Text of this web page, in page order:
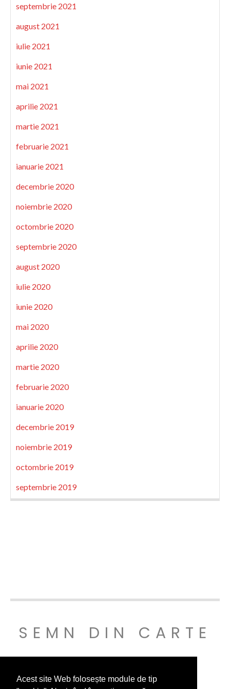
Acest site Web folosește module de tip
septembrie 2021
august 2021
iulie 2021
iunie 2021
mai 2021
aprilie 2021
martie 2021
februarie 2021
ianuarie 2021
decembrie 2020
noiembrie 2020
octombrie 2020
septembrie 2020
august 2020
iulie 2020
iunie 2020
mai 2020
aprilie 2020
martie 2020
februarie 2020
ianuarie 2020
decembrie 2019
noiembrie 2019
octombrie 2019
septembrie 2019
SEMN DIN CARTE